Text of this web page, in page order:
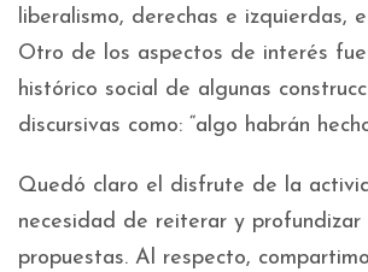
liberalismo, derechas e izquierdas,
Otro de los aspectos de interés fue
histórico social de algunas
discursivas como: “algo habrán
Quedó claro el disfrute de la
necesidad de reiterar y
propuestas. Al respecto,